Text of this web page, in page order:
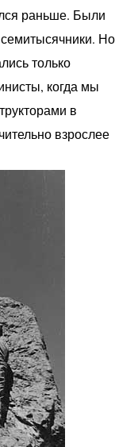
раньше. Были
Но
только
когда мы
в
взрослее